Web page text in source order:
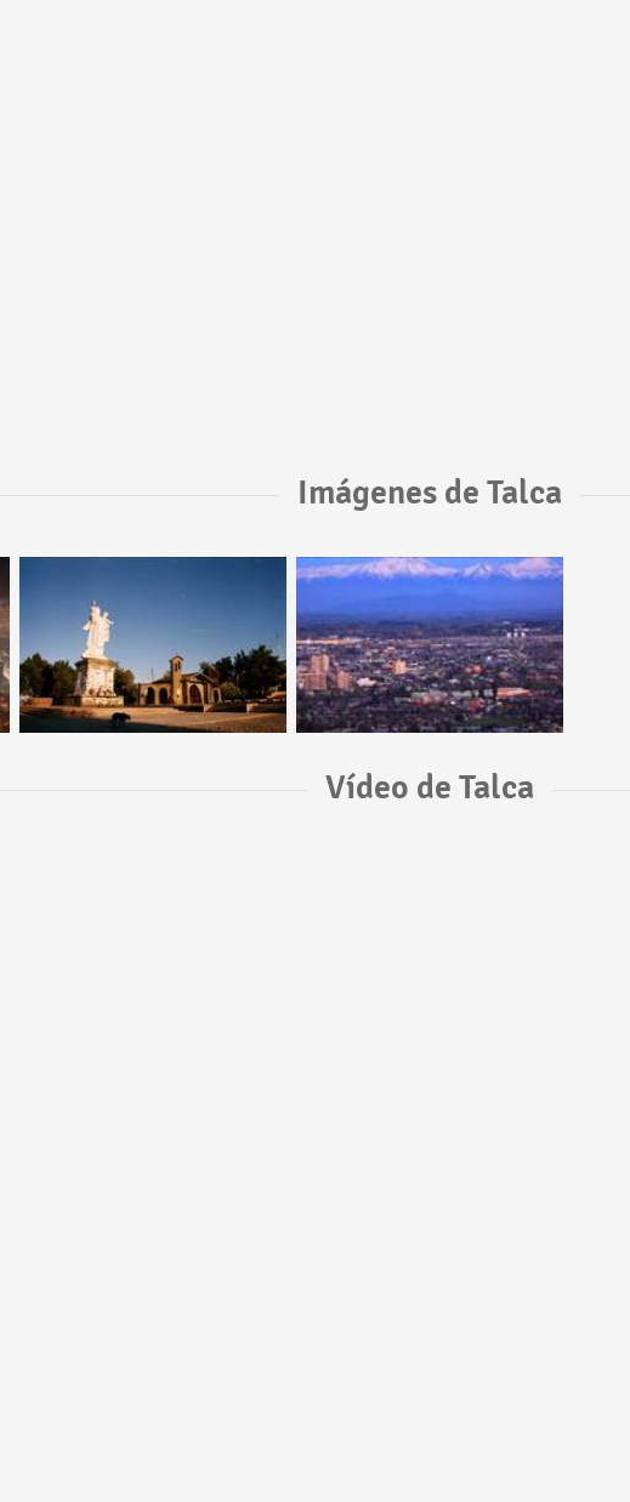
Imágenes de Talca
Vídeo de Talca